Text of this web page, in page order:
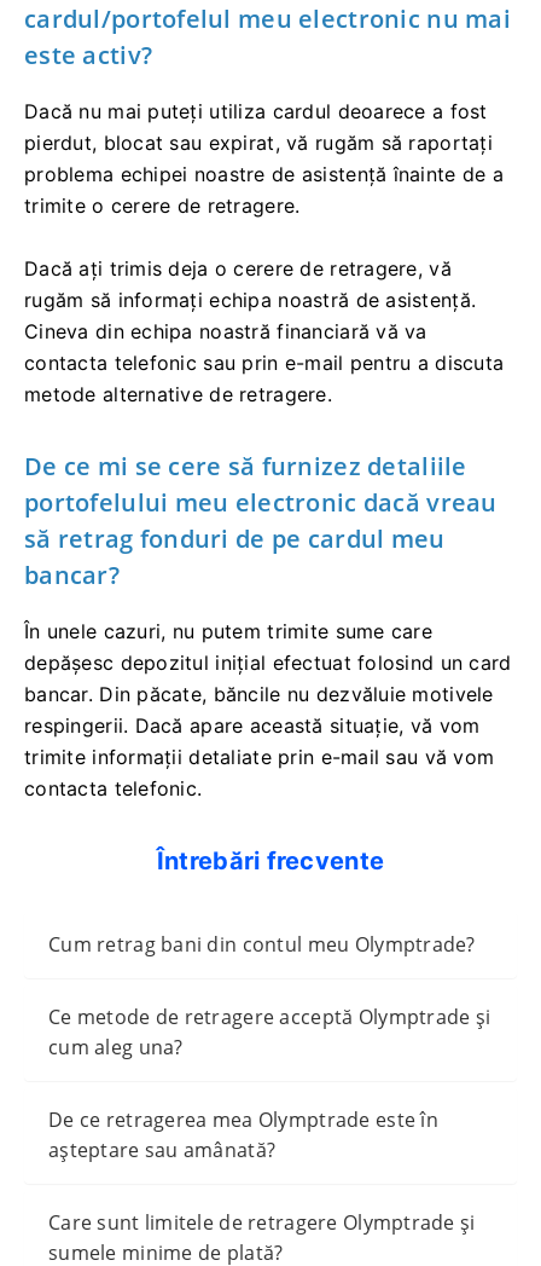
cardul/portofelul meu electronic nu mai
este activ?
Dacă nu mai puteți utiliza cardul deoarece a fost
pierdut, blocat sau expirat, vă rugăm să raportați
problema echipei noastre de asistență înainte de a
trimite o cerere de retragere.
Dacă ați trimis deja o cerere de retragere, vă
rugăm să informați echipa noastră de asistență.
Cineva din echipa noastră financiară vă va
contacta telefonic sau prin e-mail pentru a discuta
metode alternative de retragere.
De ce mi se cere să furnizez detaliile
portofelului meu electronic dacă vreau
să retrag fonduri de pe cardul meu
bancar?
În unele cazuri, nu putem trimite sume care
depășesc depozitul inițial efectuat folosind un card
bancar. Din păcate, băncile nu dezvăluie motivele
respingerii. Dacă apare această situație, vă vom
trimite informații detaliate prin e-mail sau vă vom
contacta telefonic.
Întrebări frecvente
Cum retrag bani din contul meu Olymptrade?
Ce metode de retragere acceptă Olymptrade și
cum aleg una?
De ce retragerea mea Olymptrade este în
așteptare sau amânată?
Care sunt limitele de retragere Olymptrade și
sumele minime de plată?